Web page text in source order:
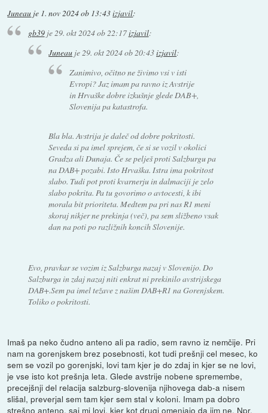
Juneau je 1. nov 2024 ob 13:43izjavil:
gb39je29. okt 2024 ob 22:17izjavil:
Juneau je29. okt 2024 ob 20:43izjavil:
Zanimivo, očitno ne živimo vsi v isti
Evropi? Jaz imam pa ravno iz Avstrije
in Hrvaške dobre izkušnje glede DAB+,
Slovenija pa katastrofa.
Bla bla. Avstrija je daleč od dobre pokritosti.
Seveda si pa imel sprejem, če si se vozil v okolici
Gradza ali Dunaja. Če se pelješ proti Salzburgu pa
na DAB+ pozabi. Isto Hrvaška. Istra ima pokritost
slabo. Tudi pot proti kvarnerju in dalmaciji je zelo
slabo pokrita. Pa tu govorimo o avtocesti, k ibi
morala bit prioriteta. Medtem pa pri nas R1 meni
skoraj nikjer ne prekinja (več), pa sem sližbeno vsak
dan na poti po razližnih koncih Slovenije.
Evo, pravkar se vozim iz Salzburga nazaj v Slovenijo. Do
Salzburga in zdaj nazaj niti enkrat ni prekinilo avstrijskega
DAB+.Sem pa imel težave z našim DAB+R1 na Gorenjskem.
Toliko o pokritosti.
Imaš pa neko čudno anteno ali pa radio, sem ravno iz nemčije. Pri
nam na gorenjskem brez posebnosti, kot tudi prešnji cel mesec, ko
sem se vozil po gorenjski, lovi tam kjer je do zdaj in kjer se ne lovi,
je vse isto kot prešnja leta. Glede avstrije nobene spremembe,
precejšnji del relacija salzburg-slovenija njihovega dab-a nisem
slišal, preverjal sem tam kjer sem stal v koloni. Imam pa dobro
strešno anteno, saj mi lovi, kjer kot drugi omenjajo da jim ne. Npr.